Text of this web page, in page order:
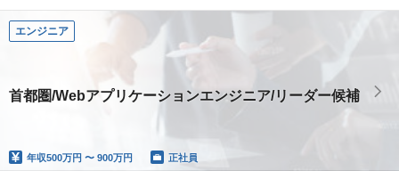
エンジニア
首都圏/Webアプリケーションエンジニア/リーダー候補
年収500万円 〜 900万円 正社員